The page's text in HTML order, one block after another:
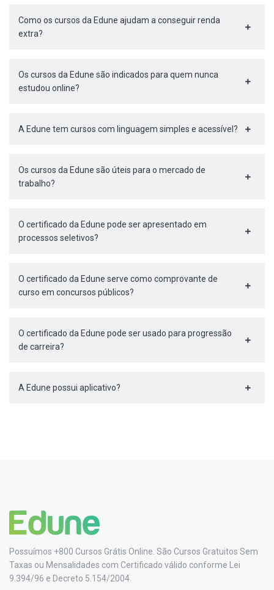
Como os cursos da Edune ajudam a conseguir renda
extra?
Os cursos da Edune são indicados para quem nunca
estudou online?
A Edune tem cursos com linguagem simples e acessível?
Os cursos da Edune são úteis para o mercado de
trabalho?
O certificado da Edune pode ser apresentado em
processos seletivos?
O certificado da Edune serve como comprovante de
curso em concursos públicos?
O certificado da Edune pode ser usado para progressão
de carreira?
A Edune possui aplicativo?
Possuímos +800 Cursos Grátis Online. São Cursos Gratuitos Sem
Taxas ou Mensalidades com Certificado válido conforme Lei
9.394/96 e Decreto 5.154/2004.